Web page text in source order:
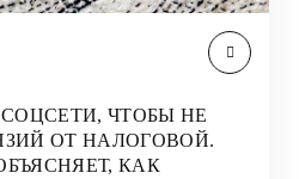
ЧТОБЫ НЕ
ОТ НАЛОГОВОЙ.
КАК